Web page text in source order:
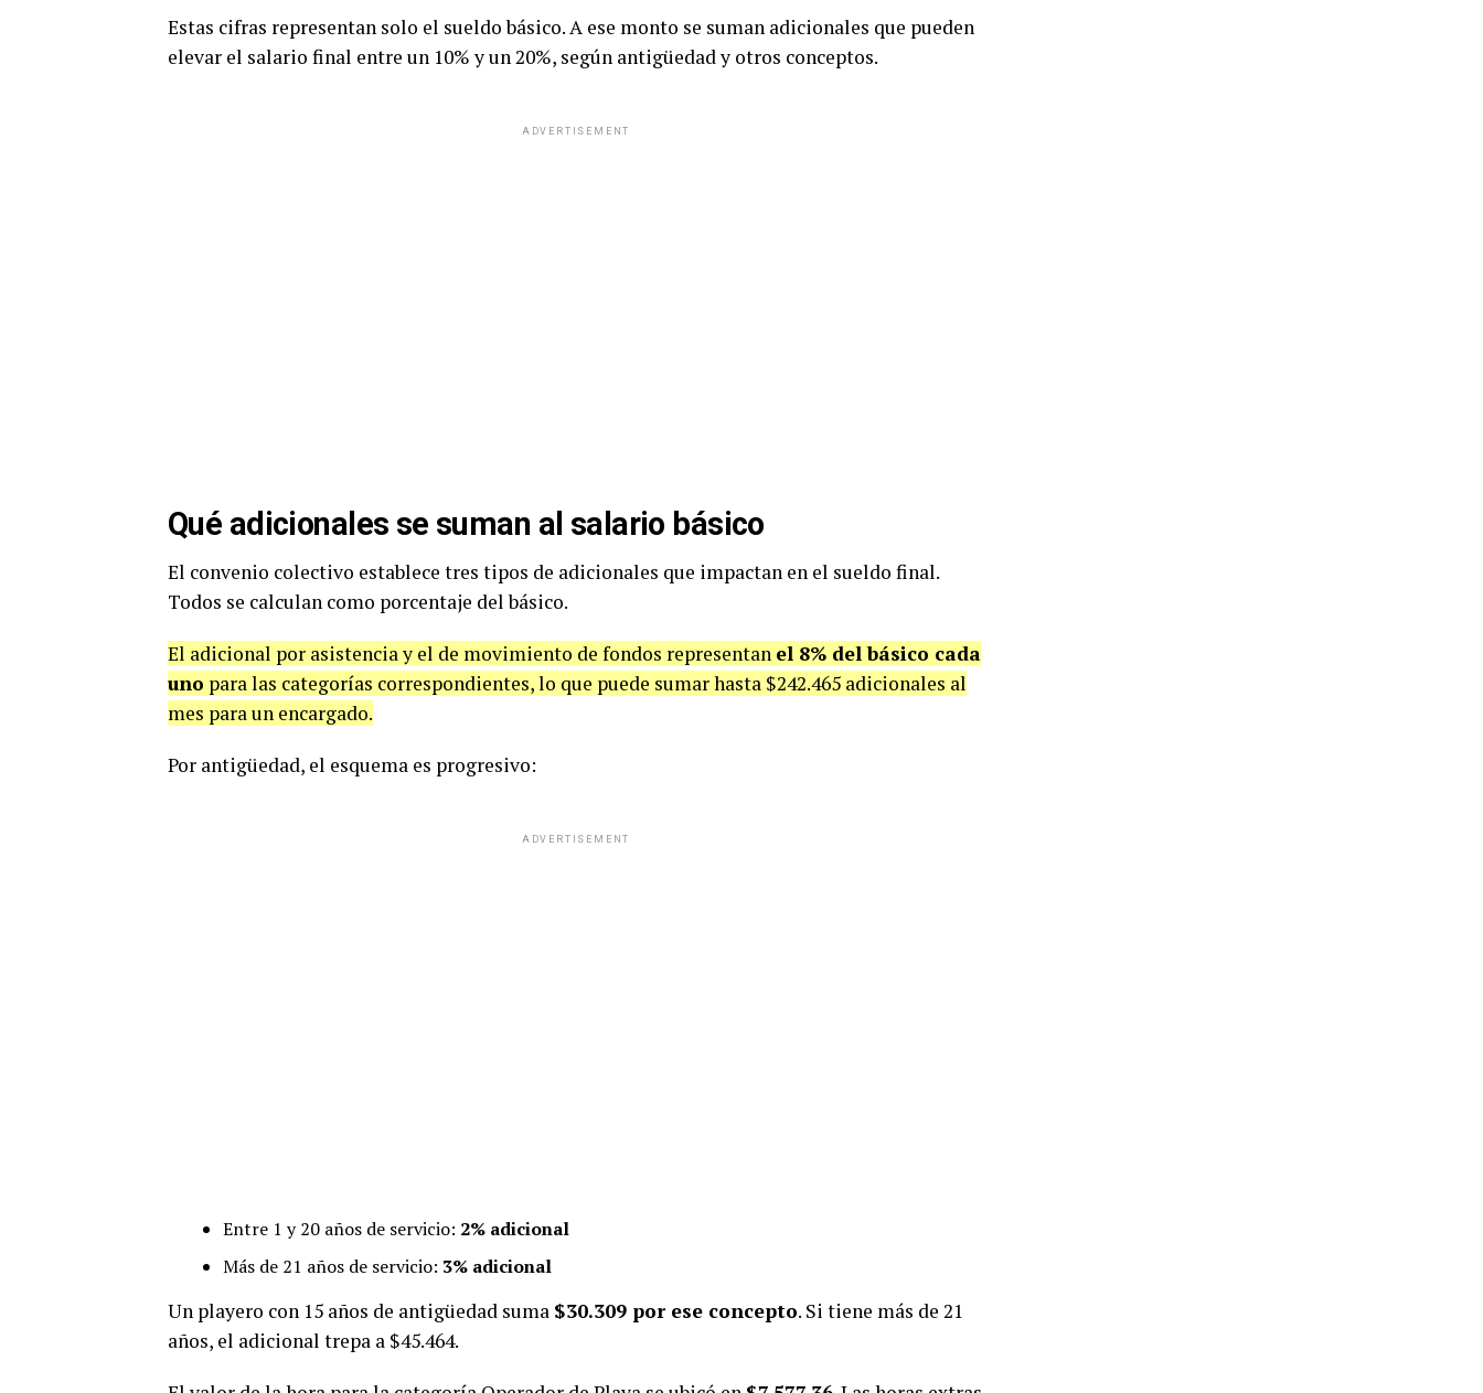
Estas cifras representan solo el sueldo básico. A ese monto se suman adicionales que pueden
elevar el salario final entre un 10% y un 20%, según antigüedad y otros conceptos.
ADVERTISEMENT
Qué adicionales se suman al salario básico
El convenio colectivo establece tres tipos de adicionales que impactan en el sueldo final.
Todos se calculan como porcentaje del básico.
El adicional por asistencia y el de movimiento de fondos representan el 8% del básico cada
uno para las categorías correspondientes, lo que puede sumar hasta $242.465 adicionales al
mes para un encargado.
Por antigüedad, el esquema es progresivo:
ADVERTISEMENT
Entre 1 y 20 años de servicio: 2% adicional
Más de 21 años de servicio: 3% adicional
Un playero con 15 años de antigüedad suma $30.309 por ese concepto. Si tiene más de 21
años, el adicional trepa a $45.464.